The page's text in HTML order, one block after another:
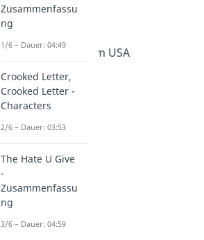
Dauer: 04:11
New York
Gesundheitssystem USA
Zusammenfassu
ng
1/6 – Dauer: 04:49
Crooked Letter,
Crooked Letter -
Characters
2/6 – Dauer: 03:53
The Hate U Give
-
Zusammenfassu
ng
3/6 – Dauer: 04:59